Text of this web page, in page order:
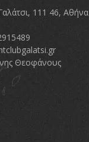
111 46, Αθήνα
Θεοφάνους